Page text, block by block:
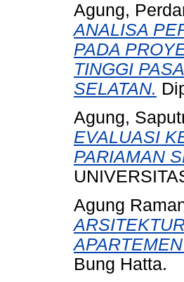
Agung,
ANALISA
PADA
TINGGI
SELATAN.
Agung,
EVALUASI
PARIAMAN
Agung
Bung Hatta.